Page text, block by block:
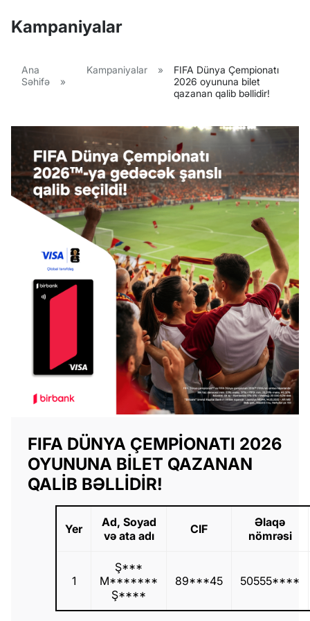
Kampaniyalar
Ana
Səhifə
»
Kampaniyalar »
FIFA Dünya Çempionatı
2026 oyununa bilet
qazanan qalib bəllidir!
FIFA DÜNYA ÇEMPIONATI 2026
OYUNUNA BILET QAZANAN
QALIB BƏLLIDIR!
Yer
Ad, Soyad
və ata adı
CIF
Əlaqə
nömrəsi
1
Ş***
M*******
Ş****
89***45 50555****